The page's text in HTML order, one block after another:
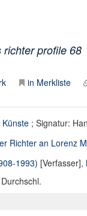
richter profile 68
in Merkliste
; Signatur:
Richter an Lorenz
1993) [Verfasser],